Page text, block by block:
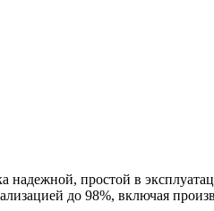
надежной, простой в
до 98%, включая